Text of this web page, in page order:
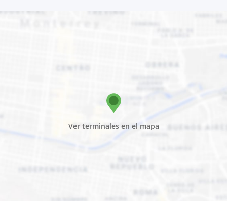
Ver terminales en el mapa